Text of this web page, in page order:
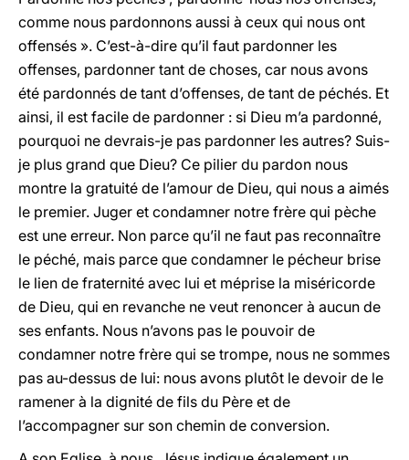
comme nous pardonnons aussi à ceux qui nous ont
offensés ». C’est-à-dire qu’il faut pardonner les
offenses, pardonner tant de choses, car nous avons
été pardonnés de tant d’offenses, de tant de péchés. Et
ainsi, il est facile de pardonner : si Dieu m’a pardonné,
pourquoi ne devrais-je pas pardonner les autres? Suis-
je plus grand que Dieu? Ce pilier du pardon nous
montre la gratuité de l’amour de Dieu, qui nous a aimés
le premier. Juger et condamner notre frère qui pèche
est une erreur. Non parce qu’il ne faut pas reconnaître
le péché, mais parce que condamner le pécheur brise
le lien de fraternité avec lui et méprise la miséricorde
de Dieu, qui en revanche ne veut renoncer à aucun de
ses enfants. Nous n’avons pas le pouvoir de
condamner notre frère qui se trompe, nous ne sommes
pas au-dessus de lui: nous avons plutôt le devoir de le
ramener à la dignité de fils du Père et de
l’accompagner sur son chemin de conversion.